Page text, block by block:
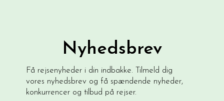
Nyhedsbrev
Få rejsenyheder i din indbakke. Tilmeld dig
vores nyhedsbrev og få spændende nyheder,
konkurrencer og tilbud på rejser.